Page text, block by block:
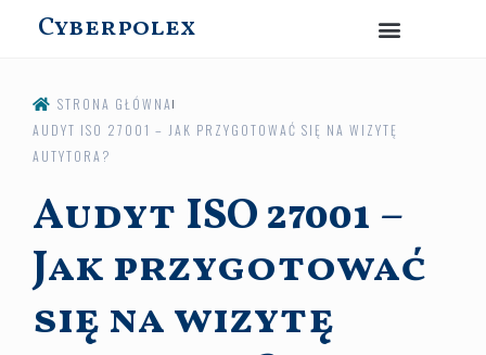
Cyberpolex
STRONA GŁÓWNA
AUDYT ISO 27001 – JAK PRZYGOTOWAĆ SIĘ NA WIZYTĘ
AUTYTORA?
Audyt ISO 27001 –
Jak przygotować
się na wizytę